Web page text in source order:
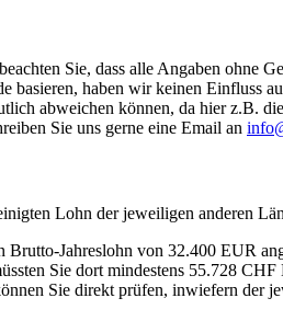
Sie, dass alle Angaben ohne
basieren, haben wir keinen Einfluss
abweichen können, da hier z.B.
Sie uns gerne eine Email an
Lohn der jeweiligen anderen
Jahreslohn von 32.400 EUR
Sie dort mindestens 55.728
Sie direkt prüfen, inwiefern der